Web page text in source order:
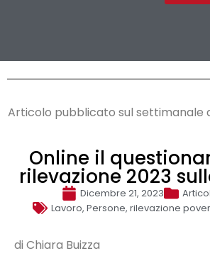
Articolo pubblicato sul settimanale
Online il
rilevazione 2023
Dicembre 21, 2023
Lavoro, Persone, rilevazione
di Chiara Buizza